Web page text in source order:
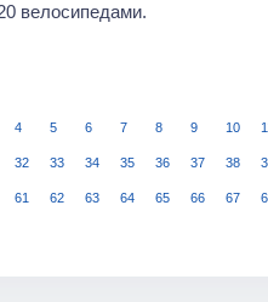
велосипедами.
4 5 6 7 8 9 10
32 33 34 35 36 37 38
61 62 63 64 65 66 67